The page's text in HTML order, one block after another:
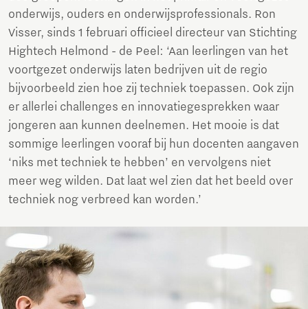
onderwijs, ouders en onderwijsprofessionals. Ron
Visser, sinds 1 februari officieel directeur van Stichting
Hightech Helmond - de Peel: ‘Aan leerlingen van het
voortgezet onderwijs laten bedrijven uit de regio
bijvoorbeeld zien hoe zij techniek toepassen. Ook zijn
er allerlei challenges en innovatiegesprekken waar
jongeren aan kunnen deelnemen. Het mooie is dat
sommige leerlingen vooraf bij hun docenten aangaven
‘niks met techniek te hebben’ en vervolgens niet
meer weg wilden. Dat laat wel zien dat het beeld over
techniek nog verbreed kan worden.’